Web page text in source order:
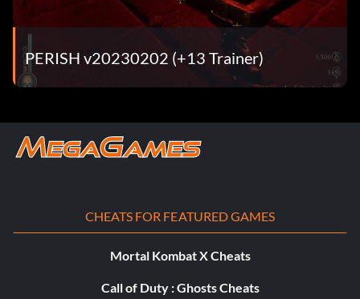
PERISH v20230202 (+13 Trainer)
CHEATS FOR FEATURED GAMES
Mortal Kombat X Cheats
Call of Duty : Ghosts Cheats